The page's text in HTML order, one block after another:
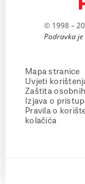
© 1998 –
Podravka je
Mapa stranice
Uvjeti
Zaštita
Izjava o
Pravila o
kolačića